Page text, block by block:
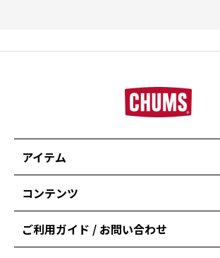
アイテム
コンテンツ
ご利用ガイド / お問い合わせ